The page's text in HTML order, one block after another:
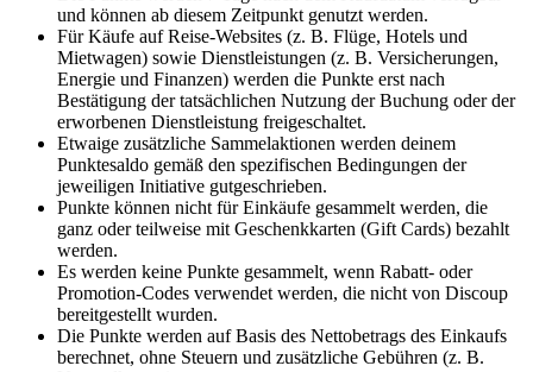
und können ab diesem Zeitpunkt genutzt werden.
Für Käufe auf Reise-Websites (z. B. Flüge, Hotels und
Mietwagen) sowie Dienstleistungen (z. B. Versicherungen,
Energie und Finanzen) werden die Punkte erst nach
Bestätigung der tatsächlichen Nutzung der Buchung oder der
erworbenen Dienstleistung freigeschaltet.
Etwaige zusätzliche Sammelaktionen werden deinem
Punktesaldo gemäß den spezifischen Bedingungen der
jeweiligen Initiative gutgeschrieben.
Punkte können nicht für Einkäufe gesammelt werden, die
ganz oder teilweise mit Geschenkkarten (Gift Cards) bezahlt
werden.
Es werden keine Punkte gesammelt, wenn Rabatt- oder
Promotion-Codes verwendet werden, die nicht von Discoup
bereitgestellt wurden.
Die Punkte werden auf Basis des Nettobetrags des Einkaufs
berechnet, ohne Steuern und zusätzliche Gebühren (z. B.